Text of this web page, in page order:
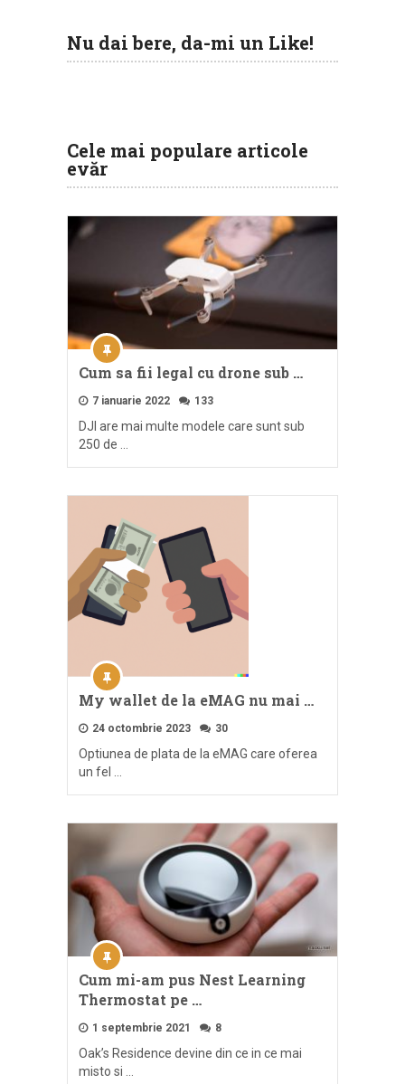
Nu dai bere, da-mi un Like!
Cele mai populare articole
evăr
Cum sa fii legal cu drone sub …
7 ianuarie 2022 133
DJI are mai multe modele care sunt sub
250 de …
My wallet de la eMAG nu mai …
24 octombrie 2023 30
Optiunea de plata de la eMAG care oferea
un fel …
Cum mi-am pus Nest Learning
Thermostat pe …
1 septembrie 2021 8
Oak’s Residence devine din ce in ce mai
misto si …